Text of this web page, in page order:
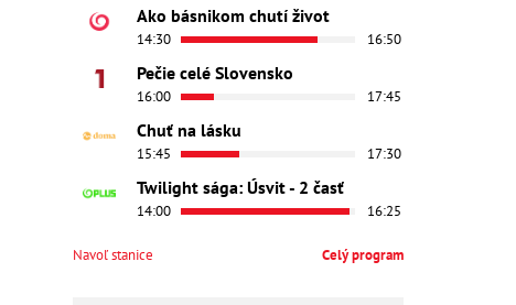
Ako básnikom chutí život
14:30 16:50
Pečie celé Slovensko
16:00 17:45
Chuť na lásku
15:45 17:30
Twilight sága: Úsvit - 2 časť
14:00 16:25
Navoľ stanice Celý program